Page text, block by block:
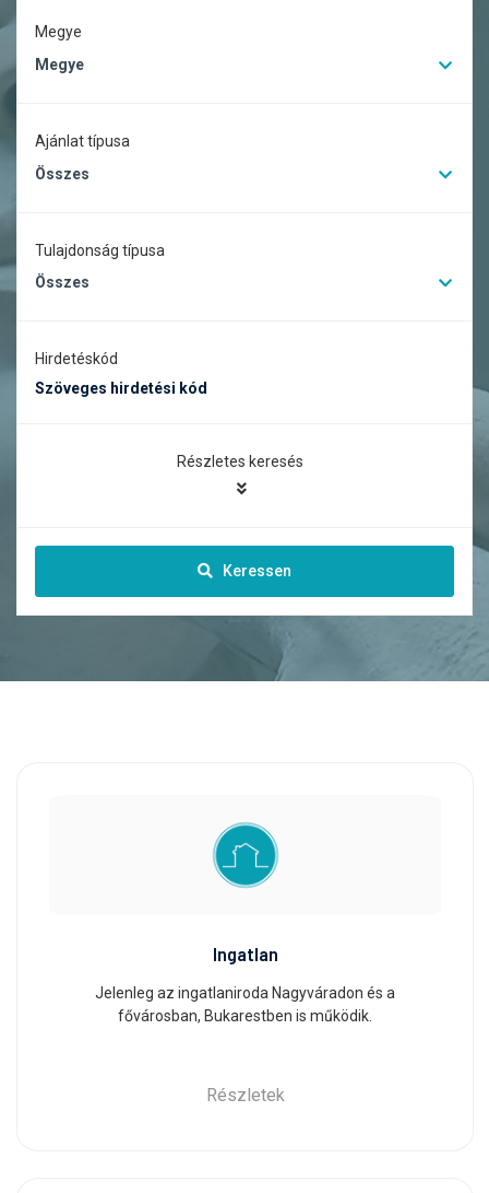
Megye
Megye
Ajánlat típusa
Összes
Tulajdonság típusa
Összes
Hirdetéskód
Részletes keresés
Keressen
Ingatlan
Jelenleg az ingatlaniroda Nagyváradon és a
fővárosban, Bukarestben is működik.
Részletek